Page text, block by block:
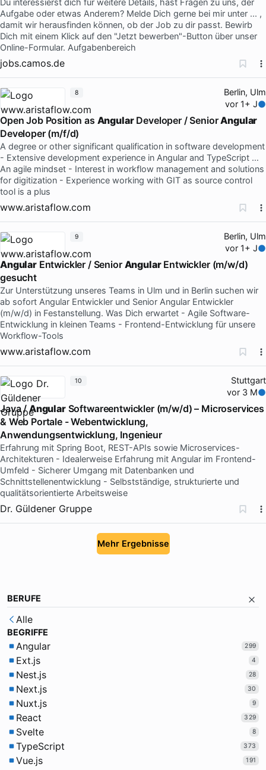
Du interessierst dich für weitere Details, hast Fragen zu uns, der
Aufgabe oder etwas Anderem? Melde Dich gerne bei mir unter ... ,
damit wir herausfinden können, ob der Job zu dir passt. Bewirb
Dich mit einem Klick auf den "Jetzt bewerben"-Button über unser
Online-Formular. Aufgabenbereich
jobs.camos.de
Berlin, Ulm
vor 1+ J
Open Job Position as AngularDeveloper / SeniorAngular
Developer (m/f/d)
A degree or other significant qualification in software development
- Extensive development experience in Angular and TypeScript …
An agile mindset - Interest in workflow management and solutions
for digitization - Experience working with GIT as source control
tool is a plus
www.aristaflow.com
8
Berlin, Ulm
vor 1+ J
AngularEntwickler / Senior AngularEntwickler (m/w/d)
gesucht
Zur Unterstützung unseres Teams in Ulm und in Berlin suchen wir
ab sofort Angular Entwickler und Senior Angular Entwickler
(m/w/d) in Festanstellung. Was Dich erwartet - Agile Software-
Entwicklung in kleinen Teams - Frontend-Entwicklung für unsere
Workflow-Tools
www.aristaflow.com
9
Stuttgart
vor 3 M
Java /AngularSoftwareentwickler (m/w/d) – Microservices
& Web Portale - Webentwicklung,
Anwendungsentwicklung, Ingenieur
Erfahrung mit Spring Boot, REST-APIs sowie Microservices-
Architekturen - Idealerweise Erfahrung mit Angular im Frontend-
Umfeld - Sicherer Umgang mit Datenbanken und
Schnittstellenentwicklung - Selbstständige, strukturierte und
qualitätsorientierte Arbeitsweise
Dr. Güldener Gruppe
10
Mehr Ergebnisse
BERUFE
Alle
BEGRIFFE
Angular 299
Ext.js 4
Nest.js 28
Next.js 30
Nuxt.js 9
React 329
Svelte 8
TypeScript 373
Vue.js 191